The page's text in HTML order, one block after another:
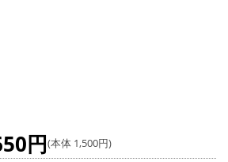
円(本体 1,500円)